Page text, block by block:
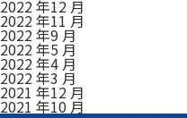
2022 年12 月
2022 年11 月
2022 年9 月
2022 年5 月
2022 年4 月
2022 年3 月
2021 年12 月
2021 年10 月